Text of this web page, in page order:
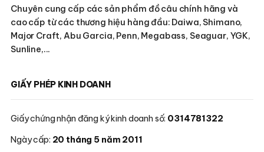
Chuyên cung cấp các sản phẩm đồ câu chính hãng và
cao cấp từ các thương hiệu hàng đầu: Daiwa, Shimano,
Major Craft, Abu Garcia, Penn, Megabass, Seaguar, YGK,
Sunline,...
GIẤY PHÉP KINH DOANH
Giấy chứng nhận đăng ký kinh doanh số: 0314781322
Ngày cấp: 20 tháng 5 năm 2011